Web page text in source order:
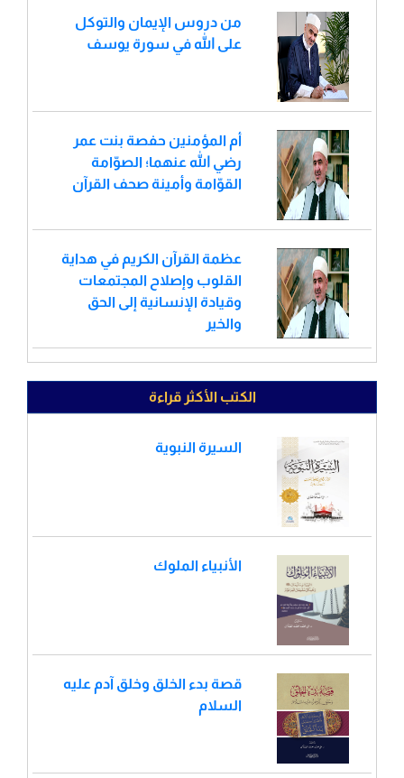
من دروس الإيمان والتوكل
على الله في سورة يوسف
أم المؤمنين حفصة بنت عمر
رضي الله عنهما؛ الصوّامة
القوّامة وأمينة صحف القرآن
عظمة القرآن الكريم في هداية
القلوب وإصلاح المجتمعات
وقيادة الإنسانية إلى الحق
والخير
الكتب الأكثر قراءة
السيرة النبوية
الأنبياء الملوك
قصة بدء الخلق وخلق آدم عليه
السلام